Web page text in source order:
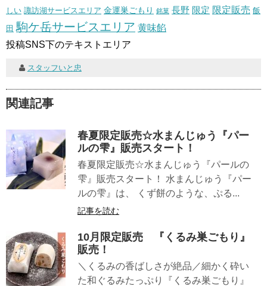
しい 諏訪湖サービスエリア 金運巣ごもり 銘菓 長野 限定 限定販売 飯
田 駒ケ岳サービスエリア 黄味餡
投稿SNS下のテキストエリア
スタッフいと忠
関連記事
春夏限定販売☆水まんじゅう『パー
ルの雫』販売スタート！
春夏限定販売☆水まんじゅう『パールの
雫』販売スタート！ 水まんじゅう『パー
ルの雫』は、 くず餅のような、ぷる...
記事を読む
10月限定販売 『くるみ巣ごもり』
販売！
＼くるみの香ばしさが絶品／細かく砕い
た和ぐるみたっぷり『くるみ巣ごもり』